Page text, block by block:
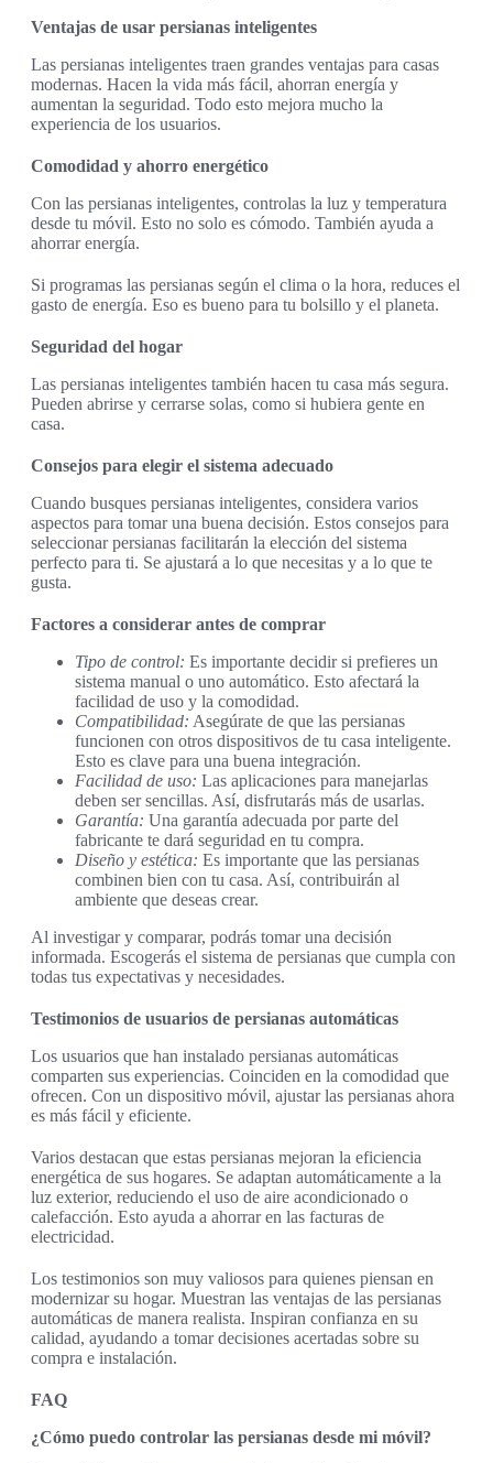
Ventajas de usar persianas inteligentes
Las persianas inteligentes traen grandes ventajas para casas
modernas. Hacen la vida más fácil, ahorran energía y
aumentan la seguridad. Todo esto mejora mucho la
experiencia de los usuarios.
Comodidad y ahorro energético
Con las persianas inteligentes, controlas la luz y temperatura
desde tu móvil. Esto no solo es cómodo. También ayuda a
ahorrar energía.
Si programas las persianas según el clima o la hora, reduces el
gasto de energía. Eso es bueno para tu bolsillo y el planeta.
Seguridad del hogar
Las persianas inteligentes también hacen tu casa más segura.
Pueden abrirse y cerrarse solas, como si hubiera gente en
casa.
Consejos para elegir el sistema adecuado
Cuando busques persianas inteligentes, considera varios
aspectos para tomar una buena decisión. Estos consejos para
seleccionar persianas facilitarán la elección del sistema
perfecto para ti. Se ajustará a lo que necesitas y a lo que te
gusta.
Factores a considerar antes de comprar
Tipo de control: Es importante decidir si prefieres un
sistema manual o uno automático. Esto afectará la
facilidad de uso y la comodidad.
Compatibilidad: Asegúrate de que las persianas
funcionen con otros dispositivos de tu casa inteligente.
Esto es clave para una buena integración.
Facilidad de uso: Las aplicaciones para manejarlas
deben ser sencillas. Así, disfrutarás más de usarlas.
Garantía: Una garantía adecuada por parte del
fabricante te dará seguridad en tu compra.
Diseño y estética: Es importante que las persianas
combinen bien con tu casa. Así, contribuirán al
ambiente que deseas crear.
Al investigar y comparar, podrás tomar una decisión
informada. Escogerás el sistema de persianas que cumpla con
todas tus expectativas y necesidades.
Testimonios de usuarios de persianas automáticas
Los usuarios que han instalado persianas automáticas
comparten sus experiencias. Coinciden en la comodidad que
ofrecen. Con un dispositivo móvil, ajustar las persianas ahora
es más fácil y eficiente.
Varios destacan que estas persianas mejoran la eficiencia
energética de sus hogares. Se adaptan automáticamente a la
luz exterior, reduciendo el uso de aire acondicionado o
calefacción. Esto ayuda a ahorrar en las facturas de
electricidad.
Los testimonios son muy valiosos para quienes piensan en
modernizar su hogar. Muestran las ventajas de las persianas
automáticas de manera realista. Inspiran confianza en su
calidad, ayudando a tomar decisiones acertadas sobre su
compra e instalación.
FAQ
¿Cómo puedo controlar las persianas desde mi móvil?